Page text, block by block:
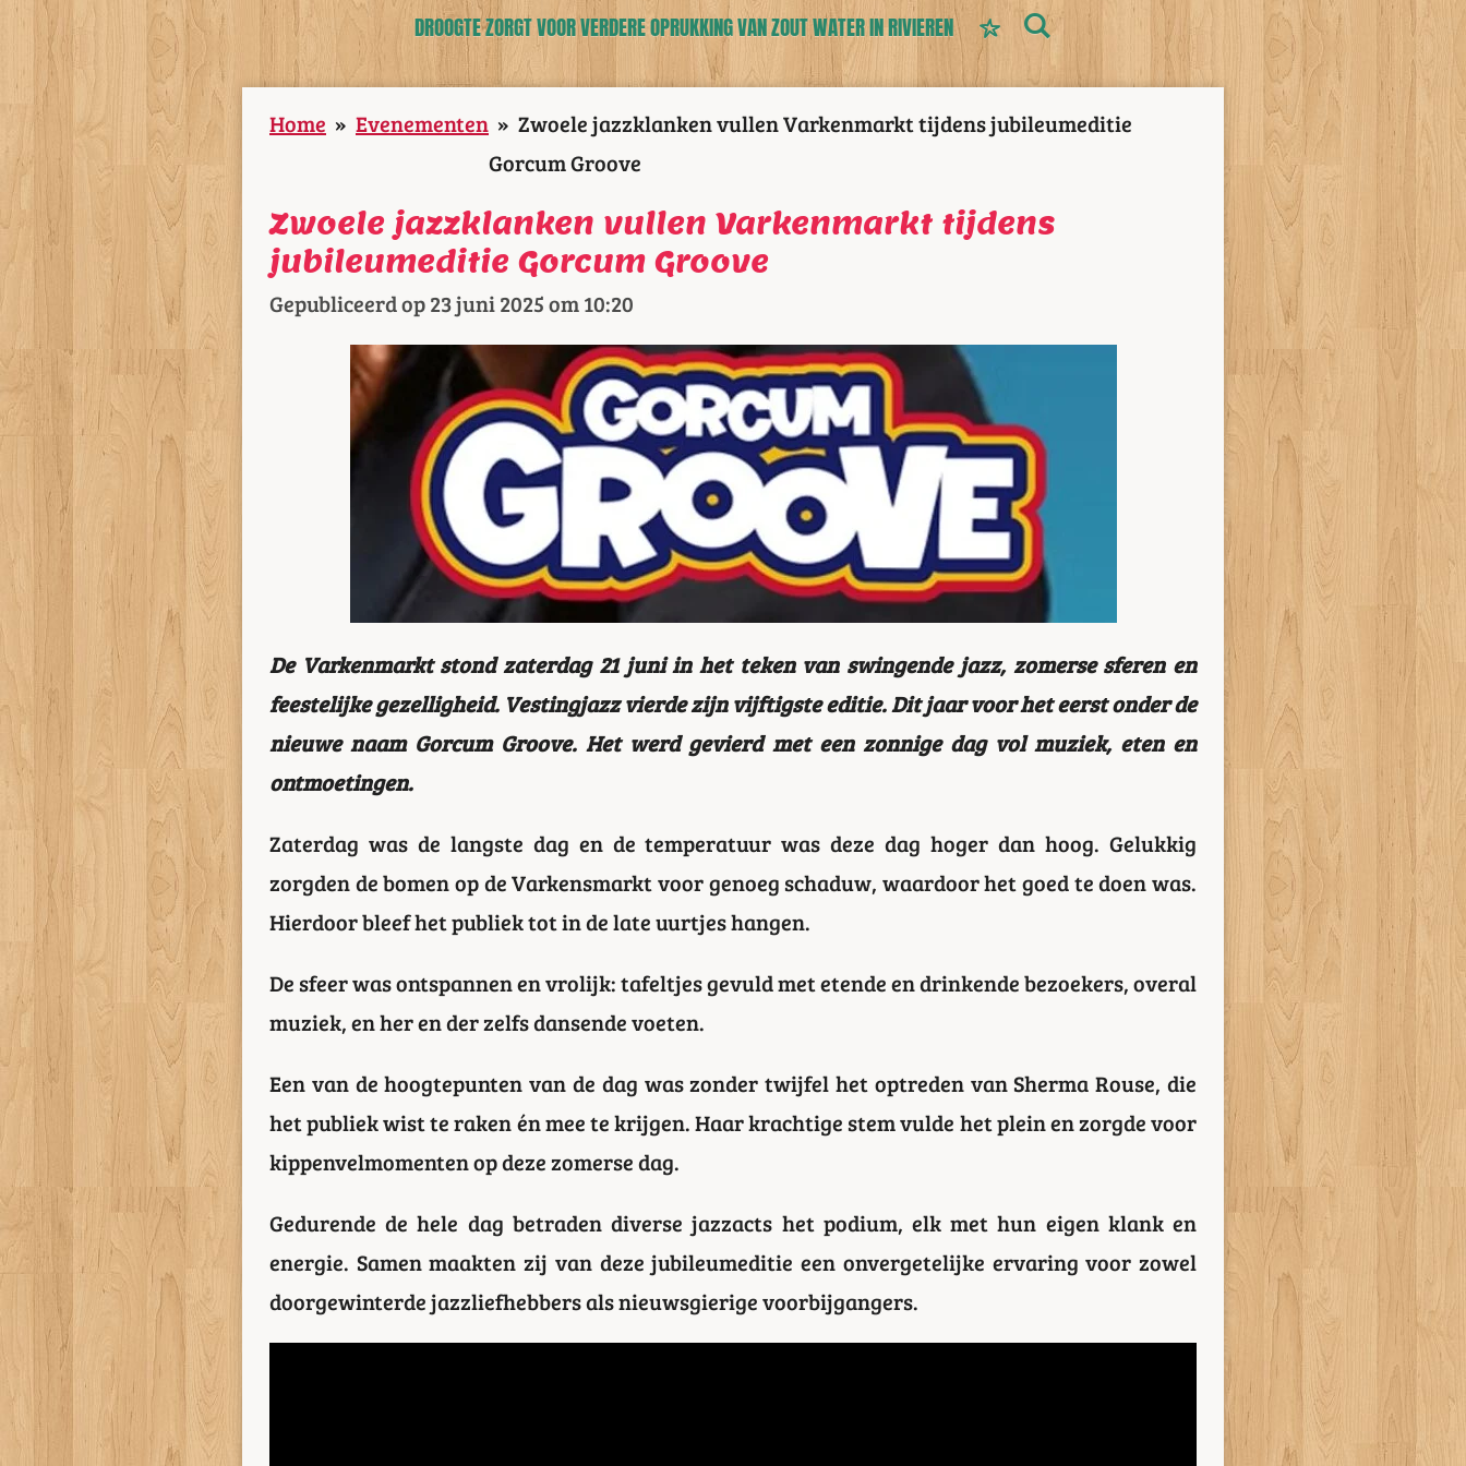
DROOGTE ZORGT VOOR VERDERE OPRUKKING VAN ZOUT WATER IN RIVIEREN
Home » Evenementen » Zwoele jazzklanken vullen Varkenmarkt tijdens jubileumeditie
Gorcum Groove
Zwoele jazzklanken vullen Varkenmarkt tijdens
jubileumeditie Gorcum Groove
Gepubliceerd op 23 juni 2025 om 10:20
De Varkenmarkt stond zaterdag 21 juni in het teken van swingende jazz, zomerse sferen en
feestelijke gezelligheid. Vestingjazz vierde zijn vijftigste editie. Dit jaar voor het eerst onder de
nieuwe naam Gorcum Groove. Het werd gevierd met een zonnige dag vol muziek, eten en
ontmoetingen.
Zaterdag was de langste dag en de temperatuur was deze dag hoger dan hoog. Gelukkig
zorgden de bomen op de Varkensmarkt voor genoeg schaduw, waardoor het goed te doen was.
Hierdoor bleef het publiek tot in de late uurtjes hangen.
De sfeer was ontspannen en vrolijk: tafeltjes gevuld met etende en drinkende bezoekers, overal
muziek, en her en der zelfs dansende voeten.
Een van de hoogtepunten van de dag was zonder twijfel het optreden van Sherma Rouse, die
het publiek wist te raken én mee te krijgen. Haar krachtige stem vulde het plein en zorgde voor
kippenvelmomenten op deze zomerse dag.
Gedurende de hele dag betraden diverse jazzacts het podium, elk met hun eigen klank en
energie. Samen maakten zij van deze jubileumeditie een onvergetelijke ervaring voor zowel
doorgewinterde jazzliefhebbers als nieuwsgierige voorbijgangers.